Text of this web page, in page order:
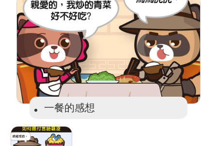
一餐的感想